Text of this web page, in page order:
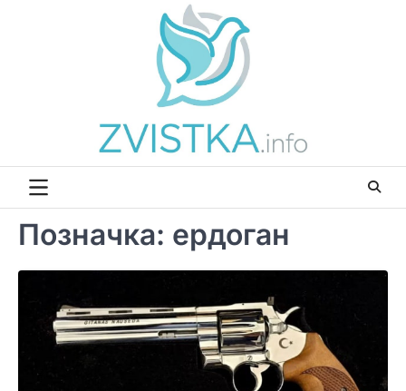
Позначка: ердоган